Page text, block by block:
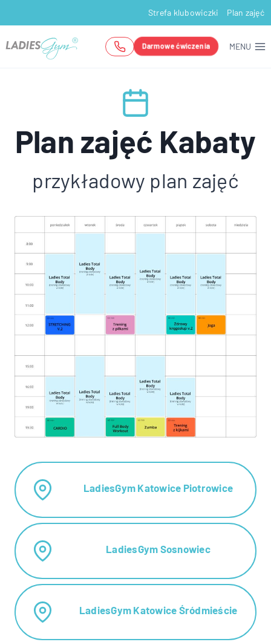
do
treści
Strefa klubowiczki Plan zajęć
Darmowe ćwiczenia MENU
Plan zajęć Kabaty
przykładowy plan zajęć
LadiesGym Katowice Piotrowice
LadiesGym Sosnowiec
LadiesGym Katowice Śródmieście